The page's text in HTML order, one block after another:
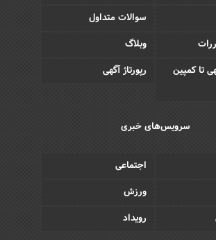
سوالات متداول
وبلاگ
تا کمپین
رپورتاژ آگهی
سرویس‌های خبری
اجتماعی
ورزش
رویداد